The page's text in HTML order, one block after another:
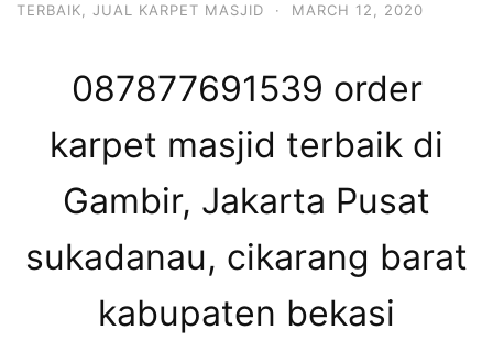
TERBAIK
JUAL KARPET MASJID · MARCH 12, 2020
087877691539 order
karpet masjid terbaik di
Gambir, Jakarta Pusat
sukadanau, cikarang barat
kabupaten bekasi